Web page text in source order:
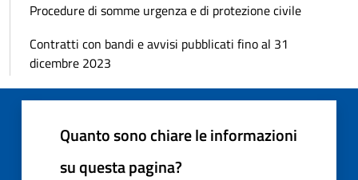
Procedure di somme urgenza e di protezione civile
Contratti con bandi e avvisi pubblicati fino al 31
dicembre 2023
Quanto sono chiare le informazioni
su questa pagina?